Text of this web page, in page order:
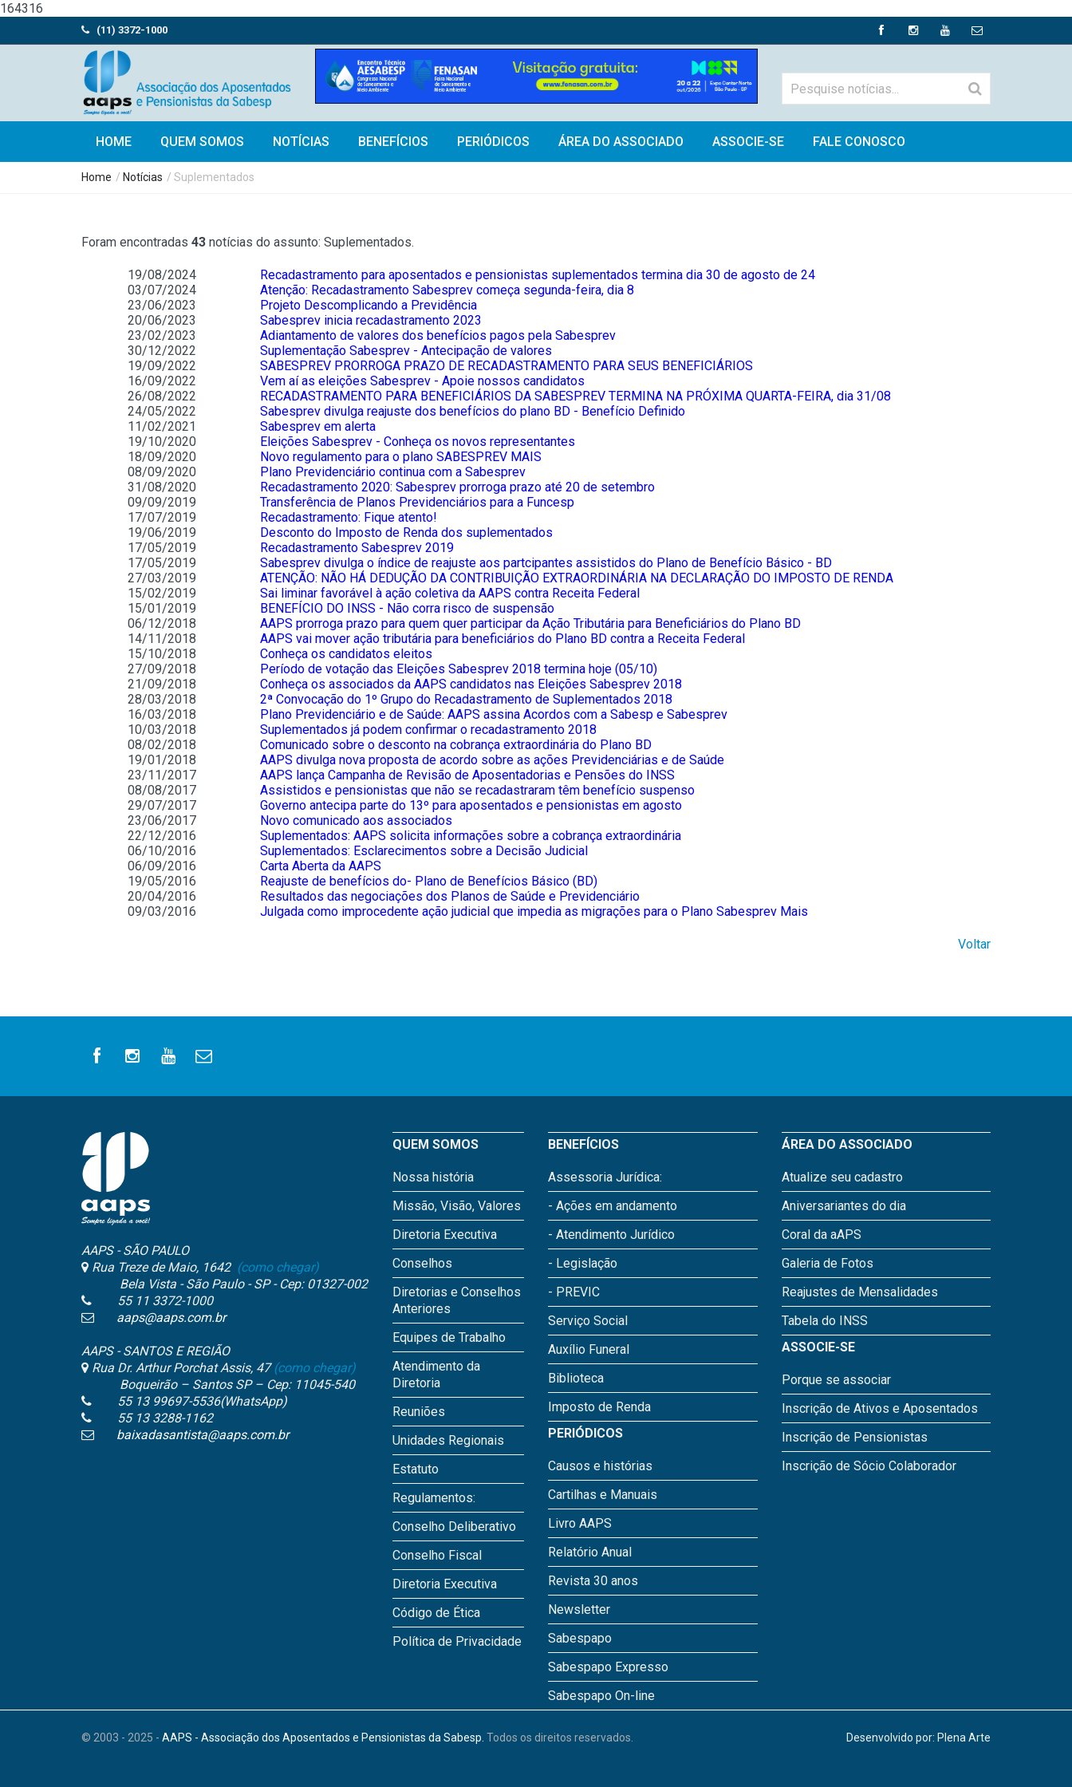
164316
(11) 3372-1000
HOME QUEM SOMOS NOTÍCIAS BENEFÍCIOS PERIÓDICOS ÁREA DO ASSOCIADO ASSOCIE-SE FALE CONOSCO
Home / Notícias / Suplementados
Foram encontradas 43 notícias do assunto: Suplementados.
19/08/2024
Recadastramento para aposentados e pensionistas suplementados termina dia 30 de agosto de 24
03/07/2024
Atenção: Recadastramento Sabesprev começa segunda-feira, dia 8
23/06/2023
Projeto Descomplicando a Previdência
20/06/2023
Sabesprev inicia recadastramento 2023
23/02/2023
Adiantamento de valores dos benefícios pagos pela Sabesprev
30/12/2022
Suplementação Sabesprev - Antecipação de valores
19/09/2022
SABESPREV PRORROGA PRAZO DE RECADASTRAMENTO PARA SEUS BENEFICIÁRIOS
16/09/2022
Vem aí as eleições Sabesprev - Apoie nossos candidatos
26/08/2022
RECADASTRAMENTO PARA BENEFICIÁRIOS DA SABESPREV TERMINA NA PRÓXIMA QUARTA-FEIRA, dia 31/08
24/05/2022
Sabesprev divulga reajuste dos benefícios do plano BD - Benefício Definido
11/02/2021
Sabesprev em alerta
19/10/2020
Eleições Sabesprev - Conheça os novos representantes
18/09/2020
Novo regulamento para o plano SABESPREV MAIS
08/09/2020
Plano Previdenciário continua com a Sabesprev
31/08/2020
Recadastramento 2020: Sabesprev prorroga prazo até 20 de setembro
09/09/2019
Transferência de Planos Previdenciários para a Funcesp
17/07/2019
Recadastramento: Fique atento!
19/06/2019
Desconto do Imposto de Renda dos suplementados
17/05/2019
Recadastramento Sabesprev 2019
17/05/2019
Sabesprev divulga o índice de reajuste aos partcipantes assistidos do Plano de Benefício Básico - BD
27/03/2019
ATENÇÃO: NÃO HÁ DEDUÇÃO DA CONTRIBUIÇÃO EXTRAORDINÁRIA NA DECLARAÇÃO DO IMPOSTO DE RENDA
15/02/2019
Sai liminar favorável à ação coletiva da AAPS contra Receita Federal
15/01/2019
BENEFÍCIO DO INSS - Não corra risco de suspensão
06/12/2018
AAPS prorroga prazo para quem quer participar da Ação Tributária para Beneficiários do Plano BD
14/11/2018
AAPS vai mover ação tributária para beneficiários do Plano BD contra a Receita Federal
15/10/2018
Conheça os candidatos eleitos
27/09/2018
Período de votação das Eleições Sabesprev 2018 termina hoje (05/10)
21/09/2018
Conheça os associados da AAPS candidatos nas Eleições Sabesprev 2018
28/03/2018
2ª Convocação do 1º Grupo do Recadastramento de Suplementados 2018
16/03/2018
Plano Previdenciário e de Saúde: AAPS assina Acordos com a Sabesp e Sabesprev
10/03/2018
Suplementados já podem confirmar o recadastramento 2018
08/02/2018
Comunicado sobre o desconto na cobrança extraordinária do Plano BD
19/01/2018
AAPS divulga nova proposta de acordo sobre as ações Previdenciárias e de Saúde
23/11/2017
AAPS lança Campanha de Revisão de Aposentadorias e Pensões do INSS
08/08/2017
Assistidos e pensionistas que não se recadastraram têm benefício suspenso
29/07/2017
Governo antecipa parte do 13º para aposentados e pensionistas em agosto
23/06/2017
Novo comunicado aos associados
22/12/2016
Suplementados: AAPS solicita informações sobre a cobrança extraordinária
06/10/2016
Suplementados: Esclarecimentos sobre a Decisão Judicial
06/09/2016
Carta Aberta da AAPS
19/05/2016
Reajuste de benefícios do- Plano de Benefícios Básico (BD)
20/04/2016
Resultados das negociações dos Planos de Saúde e Previdenciário
09/03/2016
Julgada como improcedente ação judicial que impedia as migrações para o Plano Sabesprev Mais
Voltar
AAPS - SÃO PAULO
Rua Treze de Maio, 1642 (como chegar)
Bela Vista - São Paulo - SP - Cep: 01327-002
55 11 3372-1000
aaps@aaps.com.br
AAPS - SANTOS E REGIÃO
Rua Dr. Arthur Porchat Assis, 47(como chegar)
Boqueirão – Santos SP – Cep: 11045-540
55 13 99697-5536(WhatsApp)
55 13 3288-1162
baixadasantista@aaps.com.br
QUEM SOMOS
Nossa história
Missão, Visão, Valores
Diretoria Executiva
Conselhos
Diretorias e Conselhos
Anteriores
Equipes de Trabalho
Atendimento da
Diretoria
Reuniões
Unidades Regionais
Estatuto
Regulamentos:
Conselho Deliberativo
Conselho Fiscal
Diretoria Executiva
Código de Ética
Política de Privacidade
BENEFÍCIOS
Assessoria Jurídica:
- Ações em andamento
- Atendimento Jurídico
- Legislação
- PREVIC
Serviço Social
Auxílio Funeral
Biblioteca
Imposto de Renda
PERIÓDICOS
Causos e histórias
Cartilhas e Manuais
Livro AAPS
Relatório Anual
Revista 30 anos
Newsletter
Sabespapo
Sabespapo Expresso
Sabespapo On-line
ÁREA DO ASSOCIADO
Atualize seu cadastro
Aniversariantes do dia
Coral da aAPS
Galeria de Fotos
Reajustes de Mensalidades
Tabela do INSS
ASSOCIE-SE
Porque se associar
Inscrição de Ativos e Aposentados
Inscrição de Pensionistas
Inscrição de Sócio Colaborador
© 2003 - 2025 - AAPS - Associação dos Aposentados e Pensionistas da Sabesp. Todos os direitos reservados. Desenvolvido por: Plena Arte